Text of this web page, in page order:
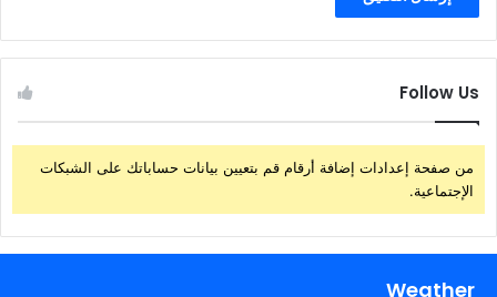
Follow Us
من صفحة إعدادات إضافة أرقام قم بتعيين بيانات حساباتك على الشبكات
الإجتماعية.
Weather